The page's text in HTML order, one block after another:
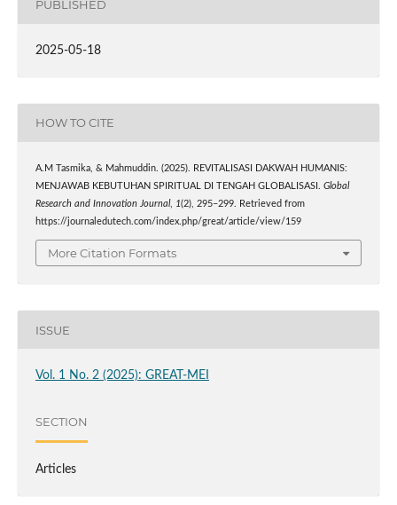
PUBLISHED
2025-05-18
HOW TO CITE
A.M Tasmika, & Mahmuddin. (2025). REVITALISASI DAKWAH HUMANIS:
MENJAWAB KEBUTUHAN SPIRITUAL DI TENGAH GLOBALISASI. Global
Research and Innovation Journal, 1(2), 295–299. Retrieved from
https://journaledutech.com/index.php/great/article/view/159
More Citation Formats
ISSUE
Vol. 1 No. 2 (2025): GREAT-MEI
SECTION
Articles